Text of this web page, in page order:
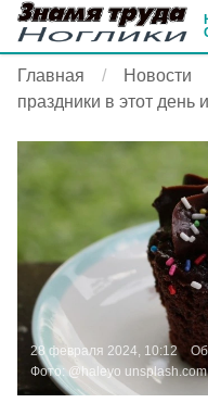
Главная Новости
праздники в этот
28 февраля 2024, 10:12
Фото: @haleyo unsplash.com